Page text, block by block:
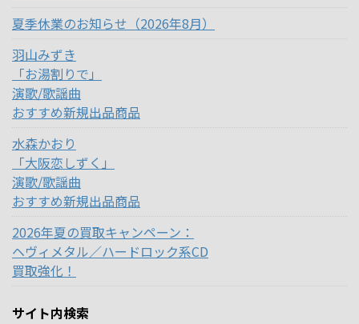
夏季休業のお知らせ（2026年8月）
羽山みずき
「お湯割りで」
演歌/歌謡曲
おすすめ新規出品商品
水森かおり
「大阪恋しずく」
演歌/歌謡曲
おすすめ新規出品商品
2026年夏の買取キャンペーン：
ヘヴィメタル／ハードロック系CD
買取強化！
サイト内検索